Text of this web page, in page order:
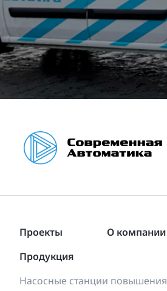
Проекты О компании
Продукция
Насосные станции повышения